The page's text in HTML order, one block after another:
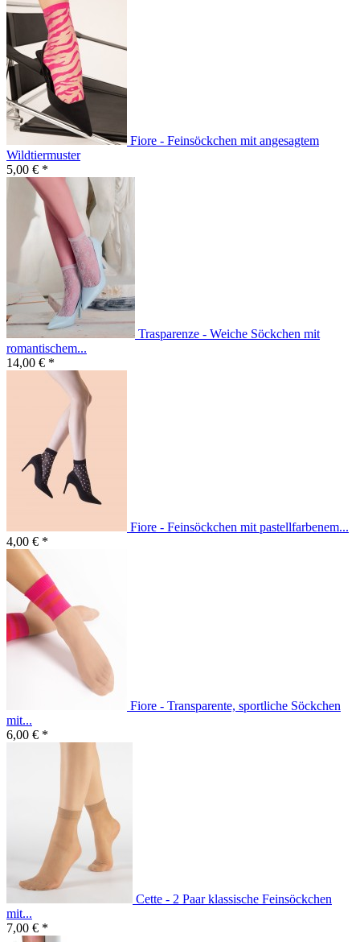
Fiore - Feinsöckchen mit angesagtem
Wildtiermuster
5,00 € *
Trasparenze - Weiche Söckchen mit
romantischem...
14,00 € *
Fiore - Feinsöckchen mit pastellfarbenem...
4,00 € *
Fiore - Transparente, sportliche Söckchen
mit...
6,00 € *
Cette - 2 Paar klassische Feinsöckchen
mit...
7,00 € *